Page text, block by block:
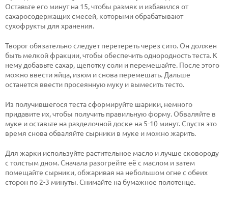
Оставьте его минут на 15, чтобы размяк и избавился от
сахаросодержащих смесей, которыми обрабатывают
сухофрукты для хранения.
Творог обязательно следует перетереть через сито. Он должен
быть мелкой фракции, чтобы обеспечить однородность теста. К
нему добавьте сахар, щепотку соли и перемешайте. После этого
можно ввести яйца, изюм и снова перемешать. Дальше
останется ввести просеянную муку и вымесить тесто.
Из получившегося теста сформируйте шарики, немного
придавите их, чтобы получить правильную форму. Обваляйте в
муке и оставьте на разделочной доске на 5-10 минут. Спустя это
время снова обваляйте сырники в муке и можно жарить.
Для жарки используйте растительное масло и лучше сковороду
с толстым дном. Сначала разогрейте её с маслом и затем
помещайте сырники, обжаривая на небольшом огне с обеих
сторон по 2-3 минуты. Снимайте на бумажное полотенце.